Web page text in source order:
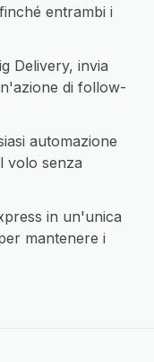
entrambi i
Delivery, invia
di follow-
automazione
volo senza
in un'unica
mantenere i